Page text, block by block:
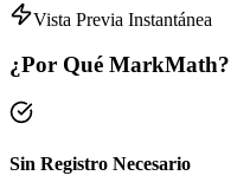
Vista Previa Instantánea
¿Por Qué MarkMath?
Sin Registro Necesario